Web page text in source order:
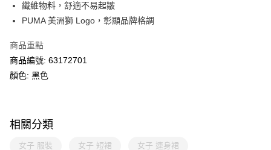
滿$599可享澳門免運費優惠
纖維物料，舒適不易起皺
PUMA 美洲獅 Logo，彰顯品牌格調
商品重點
商品編號: 63172701
顏色: 黑色
相關分類
女子 服裝 女子 短裙 女子 連身裙